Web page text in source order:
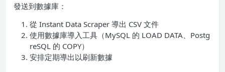
發送到數據庫：
從 Instant Data Scraper 導出 CSV 文件
使用數據庫導入工具（MySQL 的 LOAD DATA、Postg
reSQL 的 COPY）
安排定期導出以刷新數據